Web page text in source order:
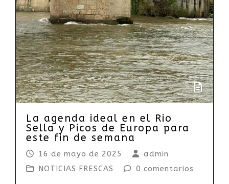
La agenda ideal en el Rio
Sella y Picos de Europa para
este fin de semana
16 de mayo de 2025
admin
NOTICIAS FRESCAS
0 comentarios